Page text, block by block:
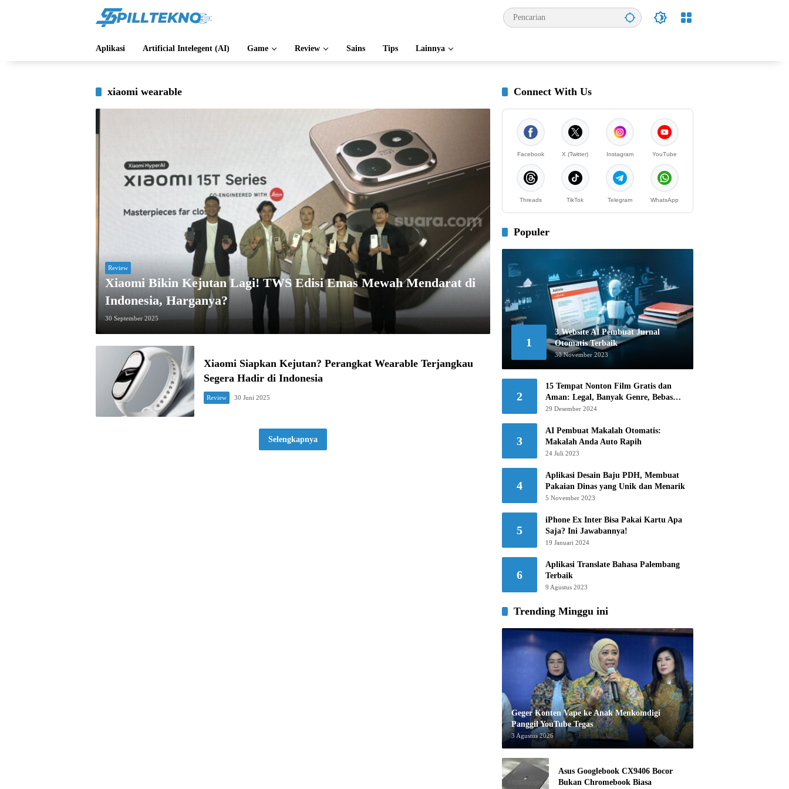
Aplikasi Artificial Intelegent (AI) Game Review Sains Tips Lainnya
xiaomi wearable
Review
Xiaomi Bikin Kejutan Lagi! TWS Edisi Emas Mewah Mendarat di
Indonesia, Harganya?
30 September 2025
Xiaomi Siapkan Kejutan? Perangkat Wearable Terjangkau
Segera Hadir di Indonesia
Review 30 Juni 2025
Selengkapnya
Connect With Us
Facebook X (Twitter) Instagram YouTube
Threads TikTok Telegram WhatsApp
Populer
1
3 Website AI Pembuat Jurnal
Otomatis Terbaik
30 November 2023
2
15 Tempat Nonton Film Gratis dan
Aman: Legal, Banyak Genre, Bebas
Khawatir!
29 Desember 2024
3
AI Pembuat Makalah Otomatis:
Makalah Anda Auto Rapih
24 Juli 2023
4
Aplikasi Desain Baju PDH, Membuat
Pakaian Dinas yang Unik dan Menarik
5 November 2023
5
iPhone Ex Inter Bisa Pakai Kartu Apa
Saja? Ini Jawabannya!
19 Januari 2024
6
Aplikasi Translate Bahasa Palembang
Terbaik
9 Agustus 2023
Trending Minggu ini
Geger Konten Vape ke Anak Menkomdigi
Panggil YouTube Tegas
3 Agustus 2026
Asus Googlebook CX9406 Bocor
Bukan Chromebook Biasa